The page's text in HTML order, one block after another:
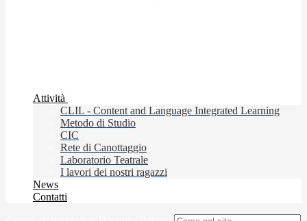
Attività
CLIL - Content and Language Integrated Learning
Metodo di Studio
CIC
Rete di Canottaggio
Laboratorio Teatrale
I lavori dei nostri ragazzi
News
Contatti